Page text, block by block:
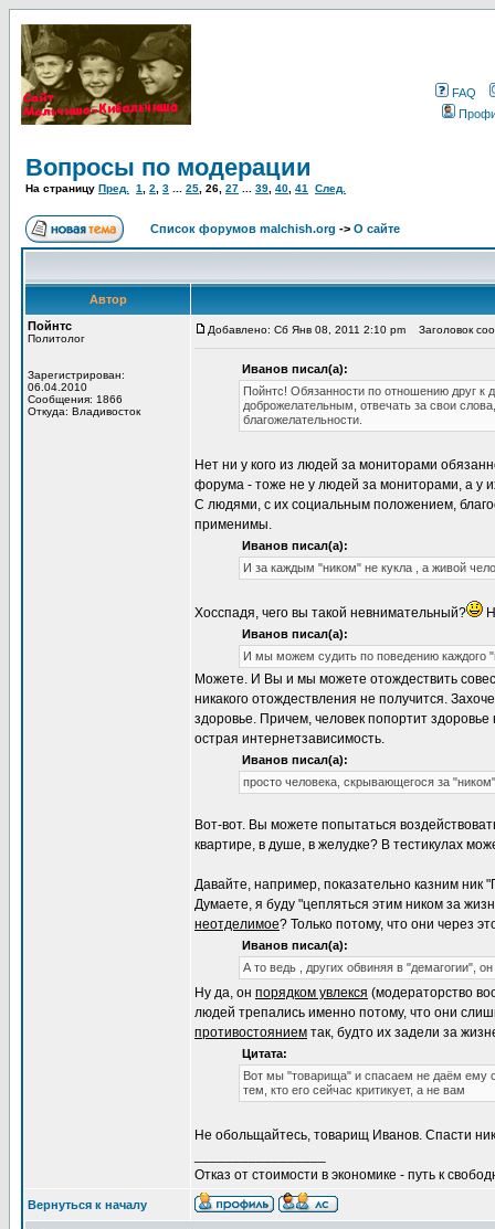
FAQ
Вопросы по модерации
На страницу Пред. 1 2 3 25 26 27 39 40 41 След.
Список форумов malchish.org -> О сайте
Автор
Пойнтс
Политолог
Зарегистрирован:
06.04.2010
Сообщения: 1866
Откуда: Владивосток
Добавлено: Сб Янв 08, 2011 2:10 pm Заголовок
Иванов писал(а):
Пойнтс! Обязанности по отношению друг к
доброжелательным, отвечать за свои
благожелательности.
Нет ни у кого из людей за мониторами
форума - тоже не у людей за мониторами, а у
С людями, с их социальным положением,
применимы.
Иванов писал(а):
И за каждым "ником" не кукла , а живой
Хосспадя, чего вы такой невнимательный?
Иванов писал(а):
И мы можем судить по поведению каждого
Можете. И Вы и мы можете отождествить
никакого отождествления не получится.
здоровье. Причем, человек попортит
острая интернетзависимость.
Иванов писал(а):
просто человека, скрывающегося за
Вот-вот. Вы можете попытаться
квартире, в душе, в желудке? В тестикулах
Давайте, например, показательно казним ник
Думаете, я буду "цепляться этим ником за
неотделимое? Только потому, что они через
Иванов писал(а):
А то ведь , других обвиняя в "демагогии",
Ну да, он порядком увлекся (модераторство
людей трепались именно потому, что они
противостоянием так, будто их задели за
Цитата:
Вот мы "товарища" и спасаем не даём ему
тем, кто его сейчас критикует, а не вам
Не обольщайтесь, товарищ Иванов. Спасти
Отказ от стоимости в экономике - путь к
Вернуться к началу